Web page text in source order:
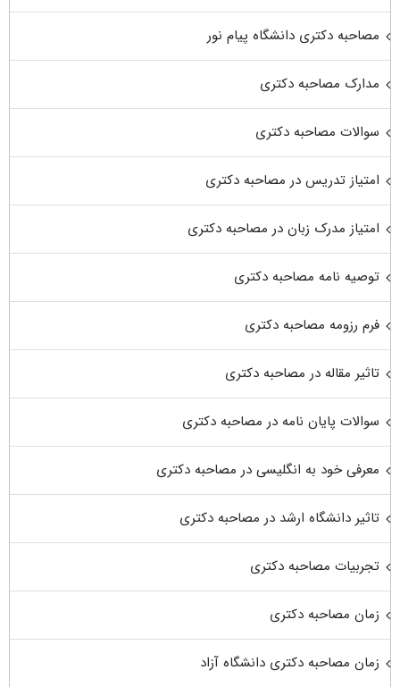
مصاحبه دکتری دانشگاه پیام نور
مدارک مصاحبه دکتری
سوالات مصاحبه دکتری
امتیاز تدریس در مصاحبه دکتری
امتیاز مدرک زبان در مصاحبه دکتری
توصیه نامه مصاحبه دکتری
فرم رزومه مصاحبه دکتری
تاثیر مقاله در مصاحبه دکتری
سوالات پایان نامه در مصاحبه دکتری
معرفی خود به انگلیسی در مصاحبه دکتری
تاثیر دانشگاه ارشد در مصاحبه دکتری
تجربیات مصاحبه دکتری
زمان مصاحبه دکتری
زمان مصاحبه دکتری دانشگاه آزاد